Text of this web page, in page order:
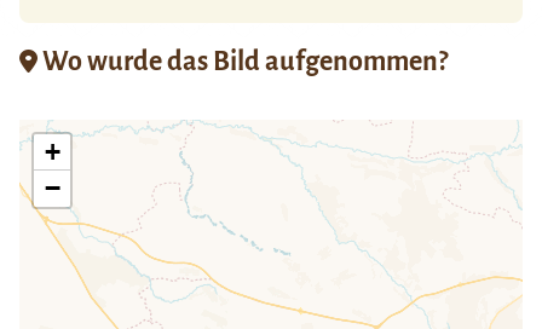
Wo wurde das Bild aufgenommen?
+
−